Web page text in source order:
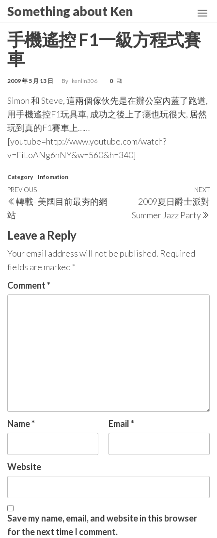
Skip
the
content
Something about Ken
手機遙控 F1一級方程式賽
車
2009 年 5 月 13 日 By kenlin306 0
Simon 和 Steve, 這兩個傢伙先是在辦公室內蓋了跑道,
用手機遙控F1玩具車, 成功之後上了癮也玩很大, 居然
玩到真的F1賽車上……
[youtube=http://www.youtube.com/watch?
v=FiLoANg6nNY&w=560&h=340]
Category Infomation
Post
navigation
Previous
Post
PREVIOUS
轉載- 美國目前最夯的網
站
NEXT
2009夏日爵士派對
Summer Jazz Party
Leave a Reply
Your email address will not be published. Required
fields are marked *
Comment*
Name* Email*
Website
Save my name, email, and website in this browser
for the next time I comment.